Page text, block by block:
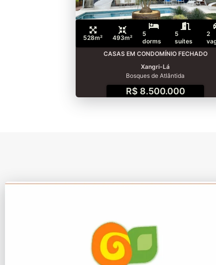
528m² 493m²
5
dorms
5
suítes
2
CASAS EM CONDOMÍNIO FECHADO
Xangri-Lá
Bosques de Atlântida
R$ 8.500.000